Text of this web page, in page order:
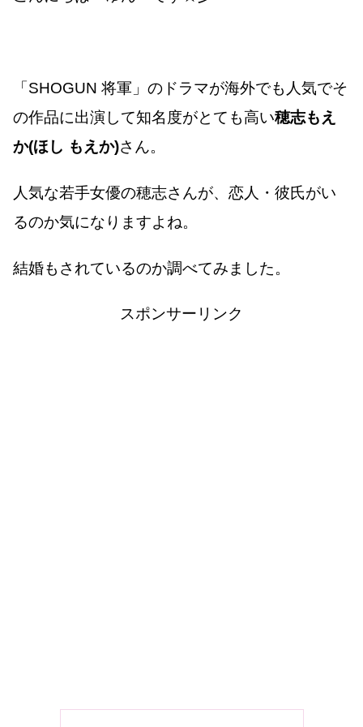
「SHOGUN 将軍」のドラマが海外でも人気でそ
の作品に出演して知名度がとても高い穂志もえ
か(ほし もえか)さん。
人気な若手女優の穂志さんが、恋人・彼氏がい
るのか気になりますよね。
結婚もされているのか調べてみました。
スポンサーリンク